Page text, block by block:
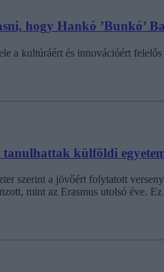
hogy Hankó ’Bunkó’
a kultúráért és innovációért
külföldi
szerint a jövőért folytatott
mint az Erasmus utolsó éve.